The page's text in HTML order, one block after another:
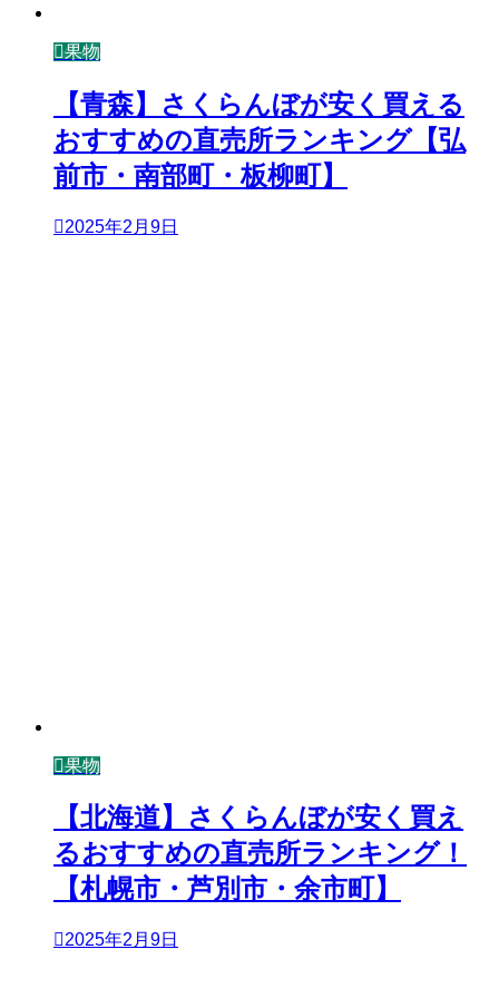
果物
【青森】さくらんぼが安く買える
おすすめの直売所ランキング【弘
前市・南部町・板柳町】
2025年2月9日
果物
【北海道】さくらんぼが安く買え
るおすすめの直売所ランキング！
【札幌市・芦別市・余市町】
2025年2月9日